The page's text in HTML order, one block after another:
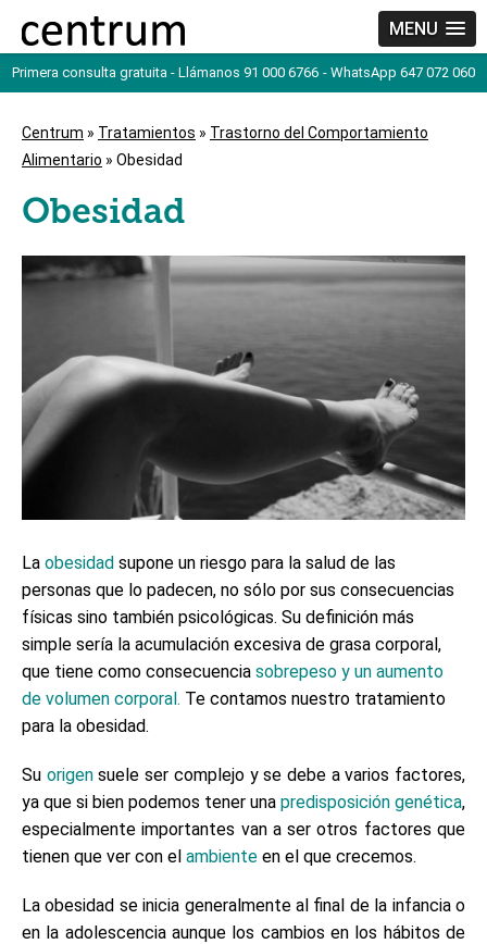
MENU
Primera consulta gratuita - Llámanos 91 000 6766 - WhatsApp 647 072 060
Centrum » Tratamientos » Trastorno del Comportamiento
Alimentario » Obesidad
Obesidad
La obesidad supone un riesgo para la salud de las
personas que lo padecen, no sólo por sus consecuencias
físicas sino también psicológicas. Su definición más
simple sería la acumulación excesiva de grasa corporal,
que tiene como consecuencia sobrepeso y un aumento
de volumen corporal. Te contamos nuestro tratamiento
para la obesidad.
Su origensuele ser complejo y se debe a varios factores,
ya que si bien podemos tener una predisposición genética,
especialmente importantes van a ser otros factores que
tienen que ver con el ambiente en el que crecemos.
La obesidad se inicia generalmente al final de la infancia o
en la adolescencia aunque los cambios en los hábitos de